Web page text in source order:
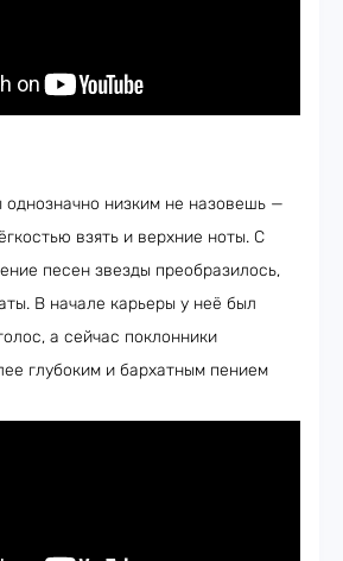
однозначно низким не назовешь —
взять и верхние ноты. С
песен звезды преобразилось,
В начале карьеры у неё был
а сейчас поклонники
глубоким и бархатным пением